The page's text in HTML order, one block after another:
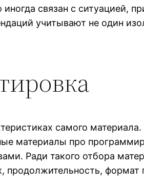
связан с ситуацией,
учитывают не один
самого
материалы про
Ради такого отбора
продолжительность, формат